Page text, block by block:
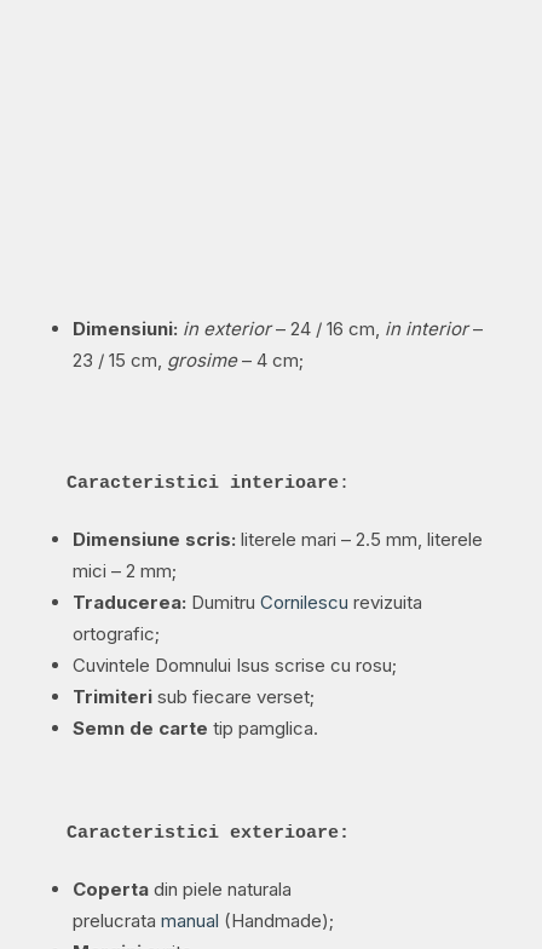
Dimensiuni: in exterior– 24 / 16 cm, in interior–
23 / 15 cm, grosime– 4 cm;
Caracteristici interioare:
Dimensiune scris: literele mari – 2.5 mm, literele
mici – 2 mm;
Traducerea: Dumitru Cornilescu revizuita
ortografic;
Cuvintele Domnului Isus scrise cu rosu;
Trimiterisub fiecare verset;
Semn de carte tip pamglica.
Caracteristici exterioare:
Copertadin piele naturala
prelucrata manual (Handmade);